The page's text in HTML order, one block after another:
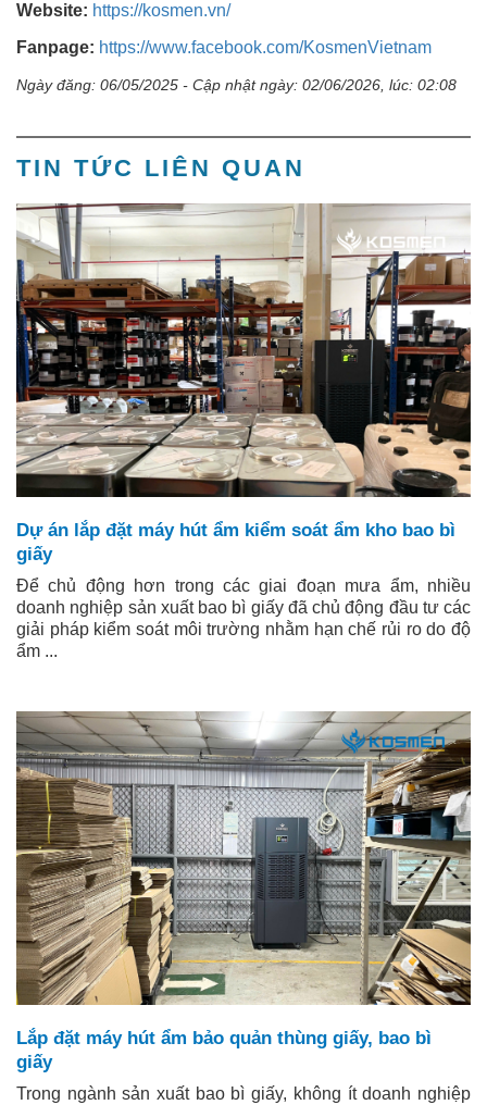
Website: https://kosmen.vn/
Fanpage: https://www.facebook.com/KosmenVietnam
Ngày đăng: 06/05/2025 - Cập nhật ngày: 02/06/2026, lúc: 02:08
TIN TỨC LIÊN QUAN
Dự án lắp đặt máy hút ẩm kiểm soát ẩm kho bao bì
giấy
Để chủ động hơn trong các giai đoạn mưa ẩm, nhiều
doanh nghiệp sản xuất bao bì giấy đã chủ động đầu tư các
giải pháp kiểm soát môi trường nhằm hạn chế rủi ro do độ
ẩm ...
Lắp đặt máy hút ẩm bảo quản thùng giấy, bao bì
giấy
Trong ngành sản xuất bao bì giấy, không ít doanh nghiệp